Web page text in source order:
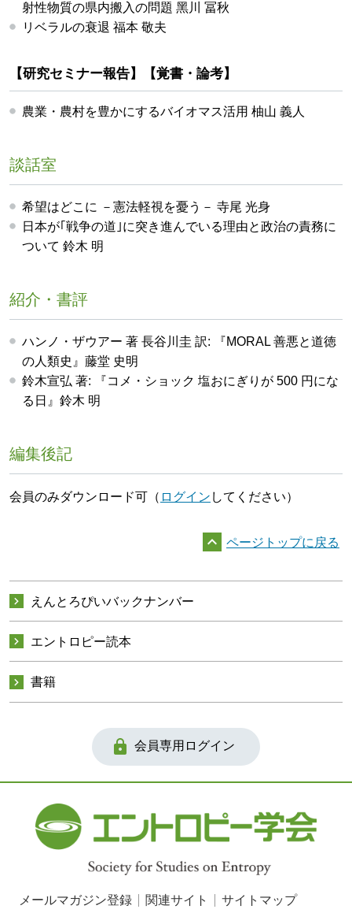
射性物質の県内搬入の問題 黑川 冨秋
リベラルの衰退 福本 敬夫
【研究セミナー報告】【覚書・論考】
農業・農村を豊かにするバイオマス活用 柚山 義人
談話室
希望はどこに －憲法軽視を憂う－ 寺尾 光身
日本が｢戦争の道｣に突き進んでいる理由と政治の責務に
ついて 鈴木 明
紹介・書評
ハンノ・ザウアー 著 長谷川圭 訳: 『MORAL 善悪と道徳
の人類史』藤堂 史明
鈴木宣弘 著: 『コメ・ショック 塩おにぎりが 500 円にな
る日』鈴木 明
編集後記
会員のみダウンロード可（ ログイン してください）
 ページトップに戻る
 えんとろぴいバックナンバー
 エントロピー読本
 書籍
 会員専用ログイン
メールマガジン登録 関連サイト サイトマップ